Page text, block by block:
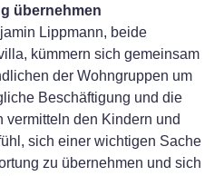
übernehmen
Lippmann, beide
kümmern sich gemeinsam
der Wohngruppen um
Beschäftigung und die
vermitteln den Kindern und
sich einer wichtigen Sache
zu übernehmen und sich